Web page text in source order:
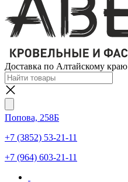
Доставка по Алтайскому краю
Попова, 258Б
+7 (3852) 53-21-11
+7 (964) 603-21-11